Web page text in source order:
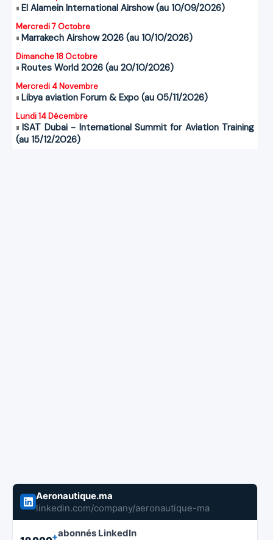
El Alamein International Airshow (au 10/09/2026)
Mercredi 7 Octobre
Marrakech Airshow 2026 (au 10/10/2026)
Dimanche 18 Octobre
Routes World 2026 (au 20/10/2026)
Mercredi 4 Novembre
Libya aviation Forum & Expo (au 05/11/2026)
Lundi 14 Décembre
ISAT Dubai - International Summit for Aviation Training
(au 15/12/2026)
Aeronautique.ma
linkedin.com/company/aeronautique-ma
+abonnés LinkedIn